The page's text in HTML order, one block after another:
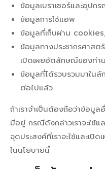
ข้อมูลเบราเซอร์และอุปก
ข้อมูลการใช้แอพ
ข้อมูลที่เก็บผ่าน
ข้อมูลทางประชากรศาสต
เปิดเผยอัตลักษณ์ของท่าน
ข้อมูลที่ได้รวบรวมมาใน
ต่อไปแล้ว
ถ้าเราจำเป็นต้องถือว่าข้อมู
มีอยู่ กรณีดังกล่าวเราจะใ
จุดประสงค์ที่เราจะใช้และเ
ในนโยบายนี้